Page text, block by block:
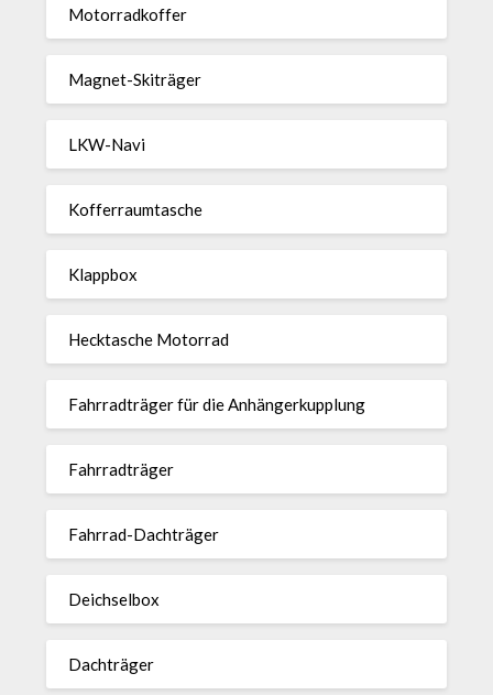
Motor­rad­koffer
Magnet-Ski­träger
LKW-Navi
Kof­fer­raum­ta­sche
Klappbox
Heck­ta­sche Motorrad
Fahr­rad­träger für die Anhän­ger­kup­p­lung
Fahr­rad­träger
Fahrrad-Dach­träger
Deich­selbox
Dach­träger